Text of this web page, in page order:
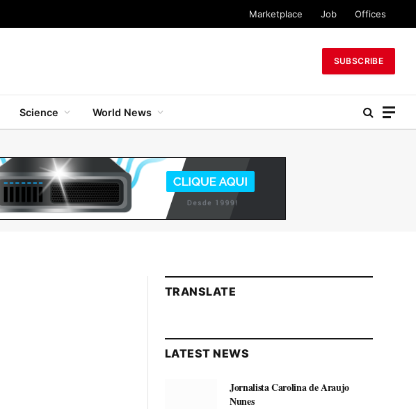
Marketplace Job Offices
SUBSCRIBE
Science World News
TRANSLATE
LATEST NEWS
Jornalista Carolina de Araujo
Nunes